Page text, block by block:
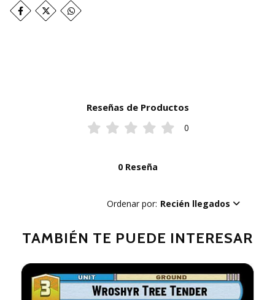
Reseñas de Productos
0
0 Reseña
Ordenar por: Recién llegados
TAMBIÉN TE PUEDE INTERESAR